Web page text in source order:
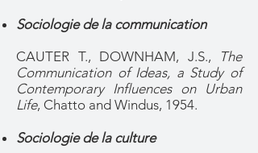
Sociologie de la communication
CAUTER T., DOWNHAM, J.S.,
The
Communication of Ideas, a Study of
Contemporary Influences on Urban
Life, Chatto and Windus, 1954.
Sociologie de la culture